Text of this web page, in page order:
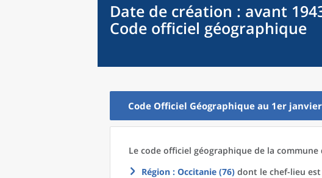
Date de création : avant
Code officiel géographique
Code Officiel Géographique au 1er
Le code officiel géographique de la commune
Région : Occitanie (76) dont le chef-lieu est